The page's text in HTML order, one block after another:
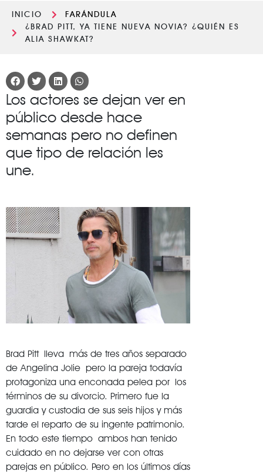
INICIO
FARÁNDULA
¿BRAD PITT, YA TIENE NUEVA NOVIA? ¿QUIÉN ES
ALIA SHAWKAT?
Los actores se dejan ver en
público desde hace
semanas pero no definen
que tipo de relación les
une.
Brad Pitt lleva más de tres años separado
de Angelina Jolie pero la pareja todavía
protagoniza una enconada pelea por los
términos de su divorcio. Primero fue la
guardia y custodia de sus seis hijos y más
tarde el reparto de su ingente patrimonio.
En todo este tiempo ambos han tenido
cuidado en no dejarse ver con otras
parejas en público. Pero en los últimos días